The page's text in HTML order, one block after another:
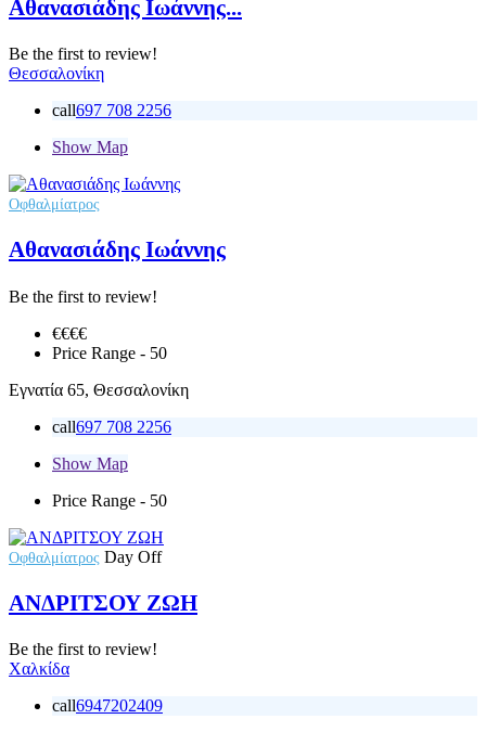
Αθανασιάδης Ιωάννης...
Be the first to review!
Θεσσαλονίκη
call697 708 2256
Show Map
Οφθαλμίατρος
Αθανασιάδης Ιωάννης
Be the first to review!
€€€€
Price Range - 50
Εγνατία 65, Θεσσαλονίκη
call697 708 2256
Show Map
Price Range - 50
Οφθαλμίατρος Day Off
ΑΝΔΡΙΤΣΟΥ ΖΩΗ
Be the first to review!
Χαλκίδα
call6947202409